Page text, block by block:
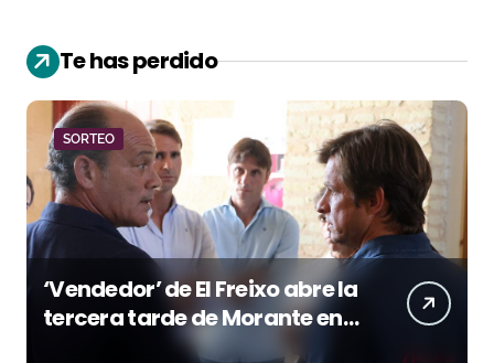
Te has perdido
SORTEO
‘Vendedor’ de El Freixo abre la
tercera tarde de Morante en
la temporada portuense